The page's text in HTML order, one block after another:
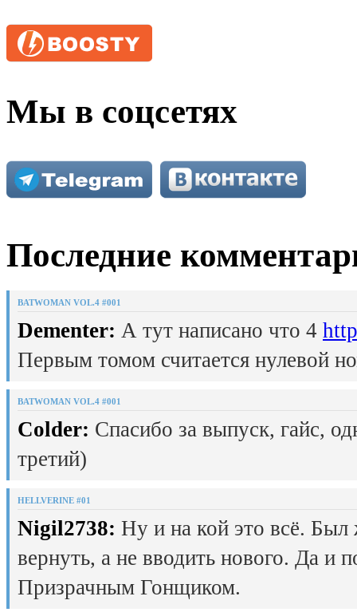
Мы в соцсетях
Последние
BATWOMAN VOL.4 #001
Dementer: А тут написано что 4
Первым томом считается нулевой
BATWOMAN VOL.4 #001
Colder: Спасибо за выпуск, гайс,
третий)
HELLVERINE #01
Nigil2738: Ну и на кой это всё.
вернуть, а не вводить нового. Да и
Призрачным Гонщиком.